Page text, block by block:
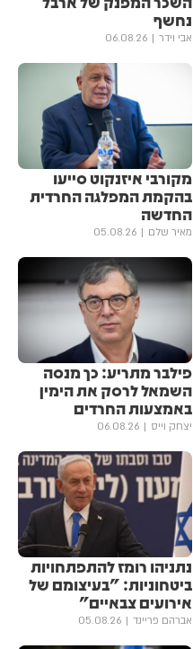
נחשף
אבי וידר 06.08.26
מקורבי איזנקוט סייעו
בהקמת המפלגה החרדית
החדשה
מאיר שלם 05.08.26
פילבר מתריע: כך מנסה
השמאל לרסק את הימין
באמצעות החרדים
יצחק וייס 06.08.26
נתניהו רומז להתפתחויות
ביטחוניות: "בעיצומם של
אירועים צבאיים"
אברהם פריינד 05.08.26